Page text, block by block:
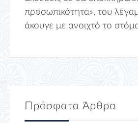
προσωπικότητα», του
άκουγε με ανοιχτό το
Πρόσφατα Άρθρα